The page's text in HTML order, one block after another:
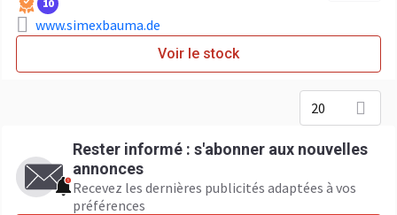
10
www.simexbauma.de
Voir le stock
20
Rester informé : s'abonner aux nouvelles
annonces
Recevez les dernières publicités adaptées à vos
préférences